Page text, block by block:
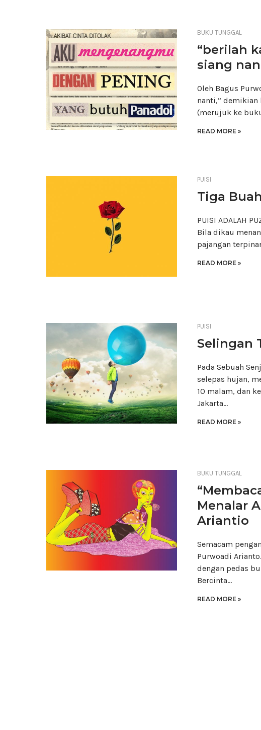
BUKU TUNGGAL
“berilah
siang
Oleh Bagus
nanti,”
(merujuk ke
READ MORE »
PUISI
Tiga
PUISI ADALAH
Bila dikau
pajangan
READ MORE »
PUISI
Selingan
Pada Sebuah
selepas hujan,
10 malam, dan
Jakarta…
READ MORE »
BUKU TUNGGAL
Menalar
Ariantio
Semacam
Purwoadi
dengan pedas
Bercinta…
READ MORE »